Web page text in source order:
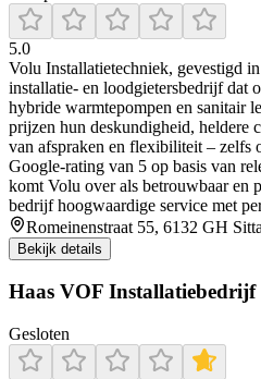
5.0
Volu Installatietechniek, gevestigd
installatie- en loodgietersbedrijf dat
hybride warmtepompen en sanitair
prijzen hun deskundigheid, heldere
van afspraken en flexibiliteit – zelfs
Google-rating van 5 op basis van
komt Volu over als betrouwbaar en
bedrijf hoogwaardige service met
Romeinenstraat 55, 6132 GH
Bekijk details
Haas VOF Installatiebedrijf
Gesloten